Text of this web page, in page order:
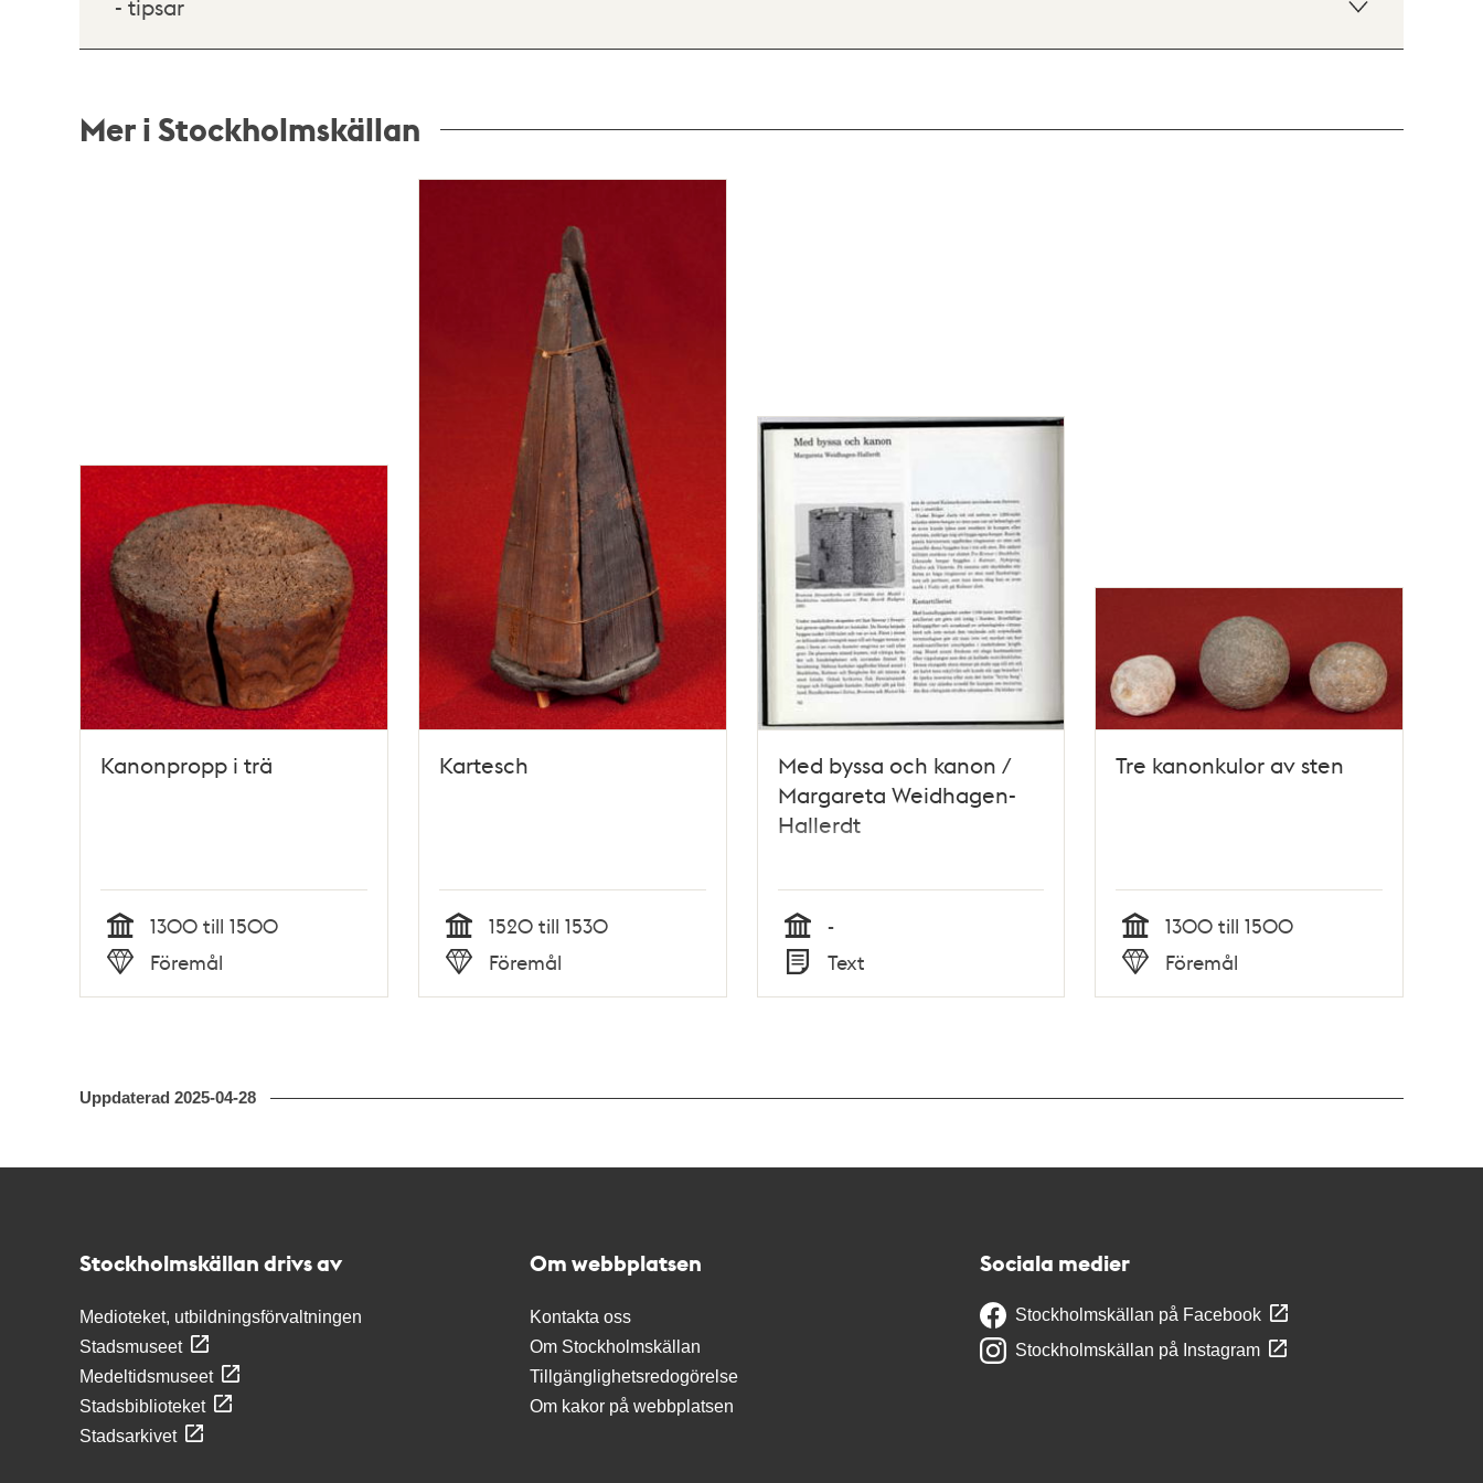
- tipsar
Mer i Stockholmskällan
Kanonpropp i trä
Tid
1300 till 1500
Föremål
Kartesch
Tid
1520 till 1530
Föremål
Med byssa och kanon /
Margareta Weidhagen-
Hallerdt
Tid
-
Text
Tre kanonkulor av sten
Tid
1300 till 1500
Föremål
Uppdaterad 2025-04-28
Stockholmskällan drivs av
Medioteket, utbildningsförvaltningen
Stadsmuseet
Medeltidsmuseet
Stadsbiblioteket
Stadsarkivet
Om webbplatsen
Kontakta oss
Om Stockholmskällan
Tillgänglighetsredogörelse
Om kakor på webbplatsen
Sociala medier
Stockholmskällan på Facebook
Stockholmskällan på Instagram